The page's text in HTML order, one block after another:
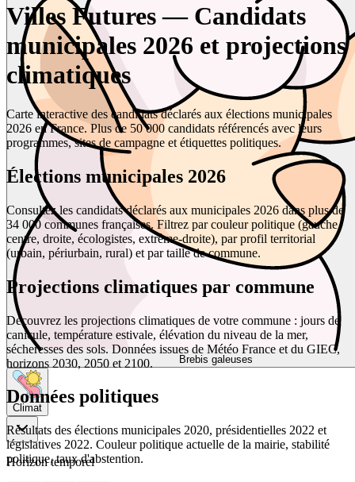
Brebis galeuses
Climat
Horizon temporel
Villes Futures — Candidats
municipales 2026 et projections
climatiques
Carte interactive des candidats déclarés aux élections municipales
2026 en France. Plus de 50 000 candidats référencés avec leurs
programmes, sites de campagne et étiquettes politiques.
Élections municipales 2026
Consultez les candidats déclarés aux municipales 2026 dans plus de
34 000 communes françaises. Filtrez par couleur politique (gauche,
centre, droite, écologistes, extrême-droite), par profil territorial
(urbain, périurbain, rural) et par taille de commune.
Projections climatiques par commune
Découvrez les projections climatiques de votre commune : jours de
canicule, température estivale, élévation du niveau de la mer,
sécheresses des sols. Données issues de Météo France et du GIEC,
horizons 2030, 2050 et 2100.
Données politiques
Résultats des élections municipales 2020, présidentielles 2022 et
législatives 2022. Couleur politique actuelle de la mairie, stabilité
politique, taux d'abstention.